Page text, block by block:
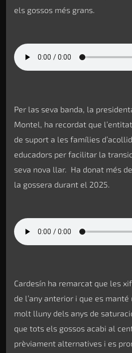
els gossos més grans.
Per las seva banda, la
Montel, ha recordat que
de suport a les famílies
educadors per facilitar la
seva nova llar. Ha donat més
la gossera durant el 2025.
Cardesín ha remarcat que les
de l’any anterior i que es
molt lluny dels anys de
que tots els gossos acabi al
prèviament alternatives i es